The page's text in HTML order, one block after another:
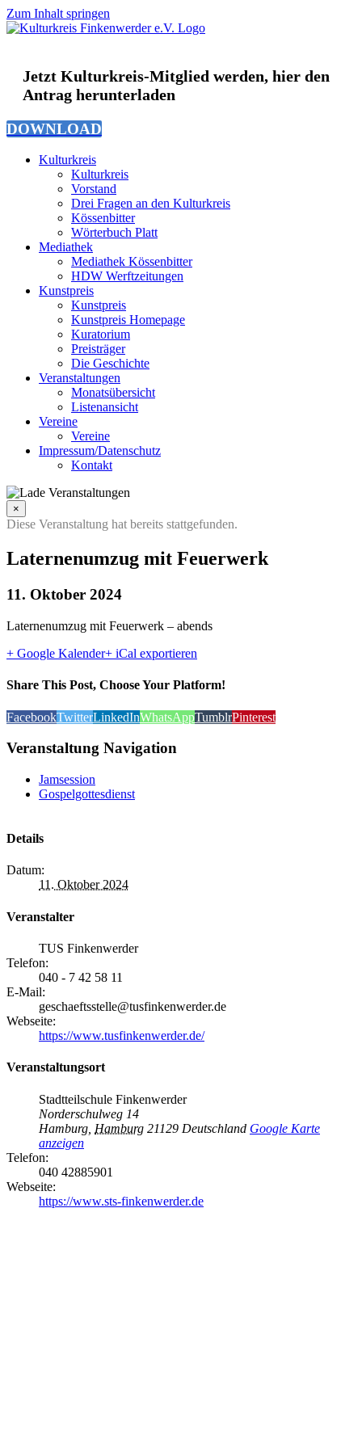
Zum Inhalt springen
Jetzt Kulturkreis-Mitglied werden, hier den
Antrag herunterladen
DOWNLOAD
Kulturkreis
Kulturkreis
Vorstand
Drei Fragen an den Kulturkreis
Kössenbitter
Wörterbuch Platt
Mediathek
Mediathek Kössenbitter
HDW Werftzeitungen
Kunstpreis
Kunstpreis
Kunstpreis Homepage
Kuratorium
Preisträger
Die Geschichte
Veranstaltungen
Monatsübersicht
Listenansicht
Vereine
Vereine
Impressum/Datenschutz
Kontakt
×
Diese Veranstaltung hat bereits stattgefunden.
Laternenumzug mit Feuerwerk
11. Oktober 2024
Laternenumzug mit Feuerwerk – abends
+ Google Kalender+ iCal exportieren
Share This Post, Choose Your Platform!
FacebookTwitterLinkedInWhatsAppTumblrPinterest
Veranstaltung Navigation
Jamsession
Gospelgottesdienst
Details
Datum:
11. Oktober 2024
Veranstalter
TUS Finkenwerder
Telefon:
040 - 7 42 58 11
E-Mail:
geschaeftsstelle@tusfinkenwerder.de
Webseite:
https://www.tusfinkenwerder.de/
Veranstaltungsort
Stadtteilschule Finkenwerder
Norderschulweg 14
Hamburg Hamburg 21129 Deutschland Google Karte
anzeigen
Telefon:
040 42885901
Webseite:
https://www.sts-finkenwerder.de